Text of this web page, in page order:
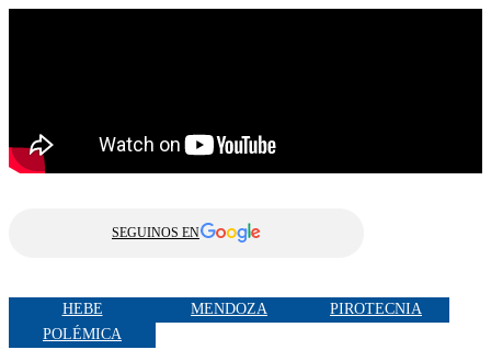
SEGUINOS EN
HEBE MENDOZA
PIROTECNIA
POLÉMICA